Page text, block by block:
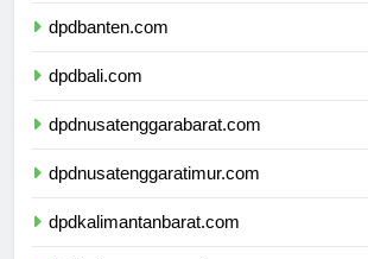
dpdbanten.com
dpdbali.com
dpdnusatenggarabarat.com
dpdnusatenggaratimur.com
dpdkalimantanbarat.com